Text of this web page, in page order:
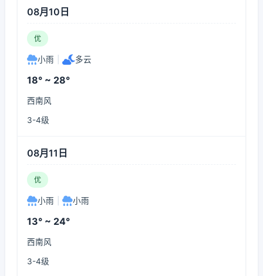
08月10日
优
小雨 多云
18° ~ 28°
西南风
3-4级
08月11日
优
小雨 小雨
13° ~ 24°
西南风
3-4级